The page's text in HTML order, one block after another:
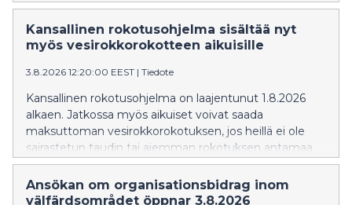
vattkoppor genom tidigare sjukdom eller vaccination.
Kansallinen rokotusohjelma sisältää nyt
myös vesirokkorokotteen aikuisille
3.8.2026 12:20:00 EEST | Tiedote
Kansallinen rokotusohjelma on laajentunut 1.8.2026
alkaen. Jatkossa myös aikuiset voivat saada
maksuttoman vesirokkorokotuksen, jos heillä ei ole
sairastetun taudin tai aiemman rokotuksen antamaa
suojaa vesirokkoa vastaan.
Ansökan om organisationsbidrag inom
välfärdsområdet öppnar 3.8.2026